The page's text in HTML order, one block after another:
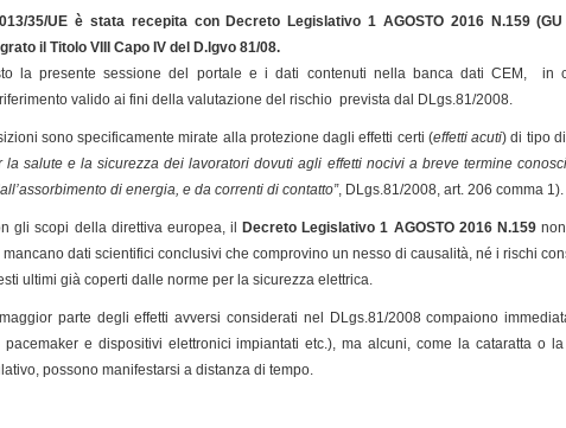
35/UE è stata recepita con Decreto Legislativo 1 AGOSTO 2016 N.159
il Titolo VIII Capo IV del D.lgvo 81/08.
la presente sessione del portale e i dati contenuti nella banca dati CEM, in
valido ai fini della valutazione del rischio prevista dal DLgs.81/2008.
sono specificamente mirate alla protezione dagli effetti certi (effetti acuti) di tipo
la salute e la sicurezza dei lavoratori dovuti agli effetti nocivi a breve termine
di energia, e da correnti di contatto”, DLgs.81/2008, art. 206 comma 1).
gli scopi della direttiva europea, il Decreto Legislativo 1 AGOSTO 2016 N.159non
dati scientifici conclusivi che comprovino un nesso di causalità, né i rischi
ultimi già coperti dalle norme per la sicurezza elettrica.
parte degli effetti avversi considerati nel DLgs.81/2008 compaiono
pacemaker e dispositivi elettronici impiantati etc.), ma alcuni, come la cataratta o
possono manifestarsi a distanza di tempo.